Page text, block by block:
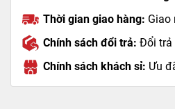
Thời gian giao hàng: Giao
Chính sách đổi trả: Đổi trả
Chính sách khách sỉ: Ưu